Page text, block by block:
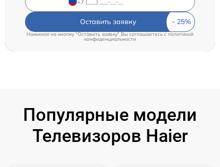
Оставить заявку
Нажимая на кнопку "Оставить заявку" Вы соглашаетесь cполитикой
конфиденциальности
Популярные модели
Телевизоров Haier